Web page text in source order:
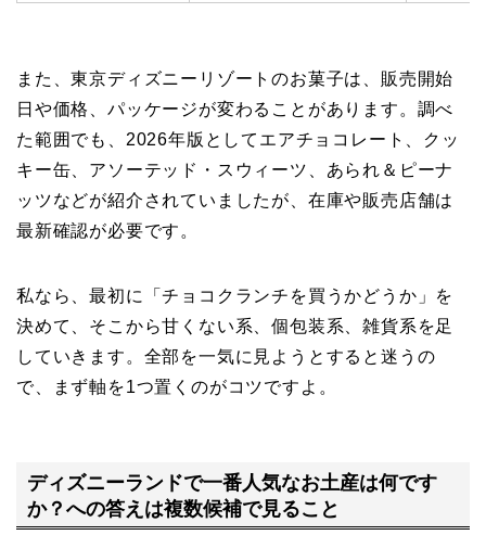
また、東京ディズニーリゾートのお菓子は、販売開始
日や価格、パッケージが変わることがあります。調べ
た範囲でも、2026年版としてエアチョコレート、クッ
キー缶、アソーテッド・スウィーツ、あられ＆ピーナ
ッツなどが紹介されていましたが、在庫や販売店舗は
最新確認が必要です。
私なら、最初に「チョコクランチを買うかどうか」を
決めて、そこから甘くない系、個包装系、雑貨系を足
していきます。全部を一気に見ようとすると迷うの
で、まず軸を1つ置くのがコツですよ。
ディズニーランドで一番人気なお土産は何です
か？への答えは複数候補で見ること